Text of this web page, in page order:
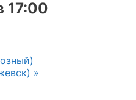
17:00
»